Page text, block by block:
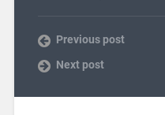
Previous post
Next post